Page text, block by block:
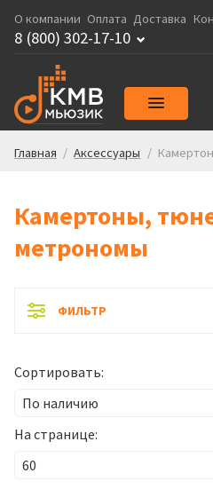
О компании Оплата Доставка
8 (800) 302-17-10
Главная / Аксессуары /
Камертоны,
метрономы
ФИЛЬТР
Сортировать:
На странице: